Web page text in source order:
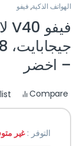
الهواتف الذكية, فيفو
– اخضر
Compare
التوفر :غير